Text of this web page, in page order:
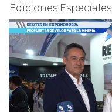
Ediciones Especiales